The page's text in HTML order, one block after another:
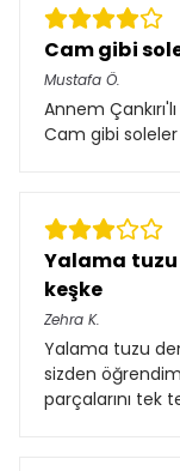
Cam gibi
Mustafa Ö.
Annem
Cam gibi soleler
Yalama
keşke
Zehra K.
Yalama tuzu
sizden
parçalarını tek